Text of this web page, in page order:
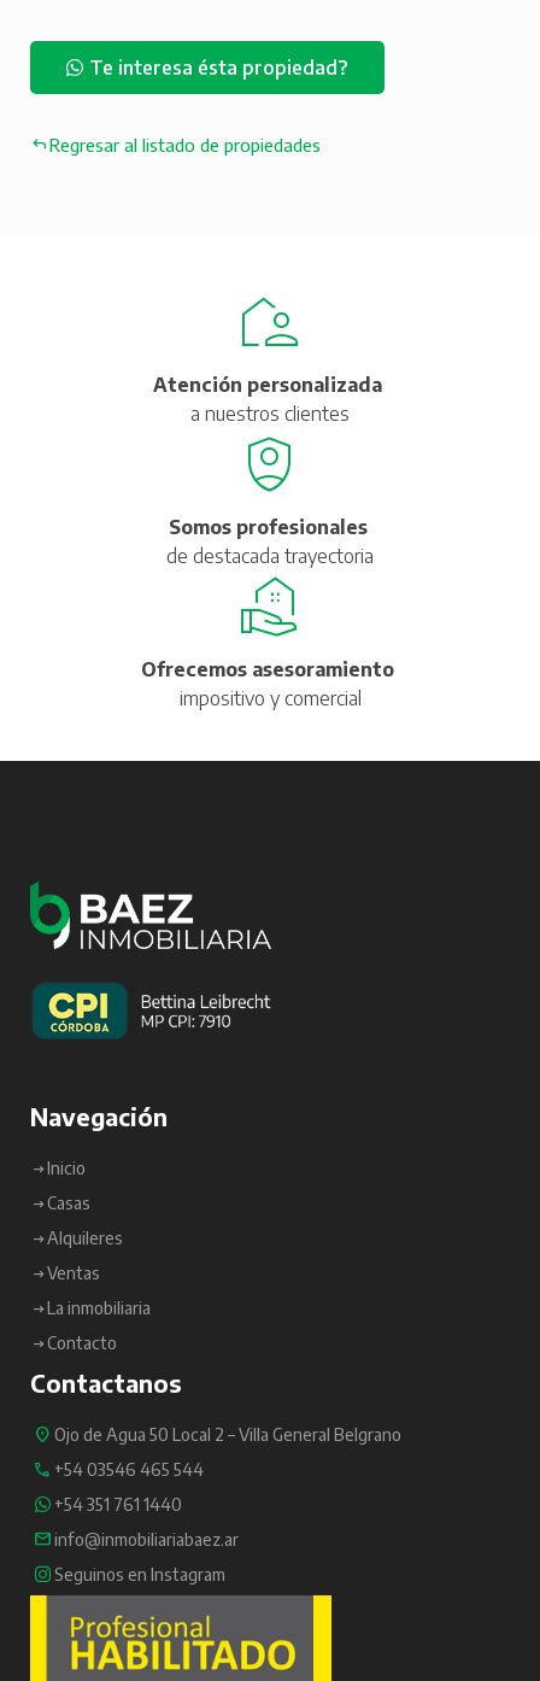
Te interesa ésta propiedad?
Regresar al listado de propiedades
Atención personalizada
a nuestros clientes
Somos profesionales
de destacada trayectoria
Ofrecemos asesoramiento
impositivo y comercial
Navegación
Inicio
Casas
Alquileres
Ventas
La inmobiliaria
Contacto
Contactanos
Ojo de Agua 50 Local 2 – Villa General Belgrano
+54 03546 465 544
+54 351 761 1440
info@inmobiliariabaez.ar
Seguinos en Instagram